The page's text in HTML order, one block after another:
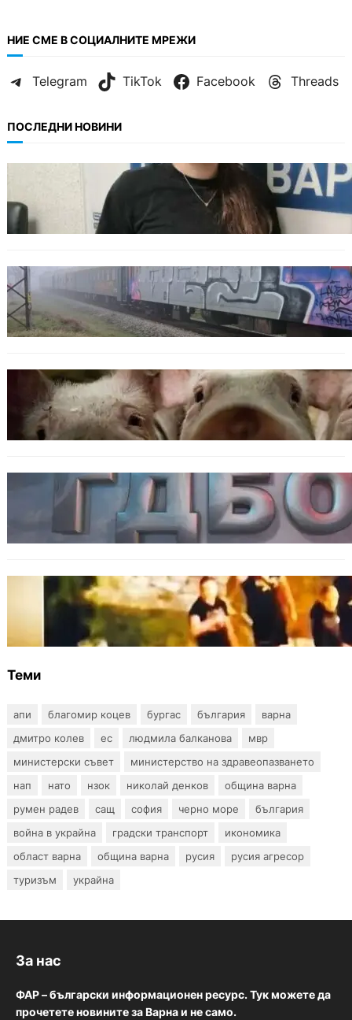
НИЕ СМЕ В СОЦИАЛНИТЕ МРЕЖИ
Telegram TikTok Facebook Threads
ПОСЛЕДНИ НОВИНИ
ОБЩЕСТВО
Варненска ученичка създаде интерактивна
карта за сигнали за проблеми с боклука
ОБЩЕСТВО
Бързият влак София – Варна блъсна и уби
жена край гара Бутово
БЪЛГАРИЯ
БАБХ регистрира огнище на африканска
чума по свинете в стопанство край Варна
БЪЛГАРИЯ
Наркобарон с мрежа от 14 нелегални
лаборатории е задържан у нас
ОБЩЕСТВО
Скандалът в Банско: Имало ли е
провокация от италианските младежи
преди нацистките нападки?
Теми
апи благомир коцев бургас българия
варна
дмитро колев
ес людмила балканова
мвр
министерски съвет
министерство на здравеопазването
нап
нато нзок николай денков
община варна
румен радев
сащ софия черно море
българия
война в украйна
градски транспорт
икономика
област варна
община варна русия
русия агресор
туризъм
украйна
За нас
ФАР – български информационен ресурс. Тук можете да
прочетете новините за Варна и не само.